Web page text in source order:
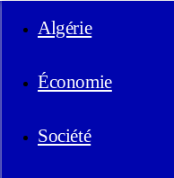
Algérie
Économie
Société